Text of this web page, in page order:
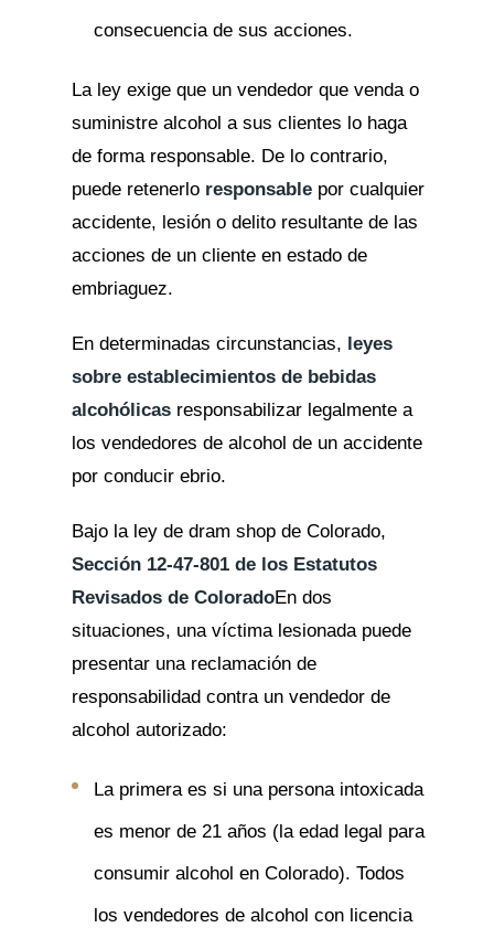
consecuencia de sus acciones.
La ley exige que un vendedor que venda o
suministre alcohol a sus clientes lo haga
de forma responsable. De lo contrario,
puede retenerlo responsablepor cualquier
accidente, lesión o delito resultante de las
acciones de un cliente en estado de
embriaguez.
En determinadas circunstancias, leyes
sobre establecimientos de bebidas
alcohólicasresponsabilizar legalmente a
los vendedores de alcohol de un accidente
por conducir ebrio.
Bajo la ley de dram shop de Colorado,
Sección 12-47-801 de los Estatutos
Revisados de ColoradoEn dos
situaciones, una víctima lesionada puede
presentar una reclamación de
responsabilidad contra un vendedor de
alcohol autorizado:
La primera es si una persona intoxicada
es menor de 21 años (la edad legal para
consumir alcohol en Colorado). Todos
los vendedores de alcohol con licencia